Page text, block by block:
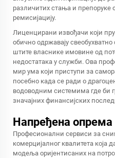
различитих стања и препоруке
ремисијацију.
Лиценцирани извођачи који
обично одржавају свеобухватно
штите власнике имовине од
недостатака у служби. Ова
мир ума који приступи за
посебно када се ради о
водоводним системима где би
значајних финансијских
Напређена опрема
Професионални сервиси за
комерцијалног квалитета која
модеља оријентисаних на